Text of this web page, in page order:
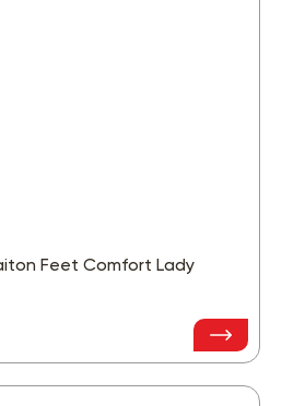
Feet Comfort Lady